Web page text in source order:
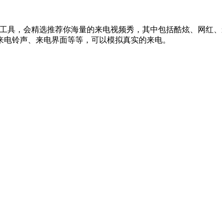
具，会精选推荐你海量的来电视频秀，其中包括酷炫、网红
铃声、来电界面等等，可以模拟真实的来电。